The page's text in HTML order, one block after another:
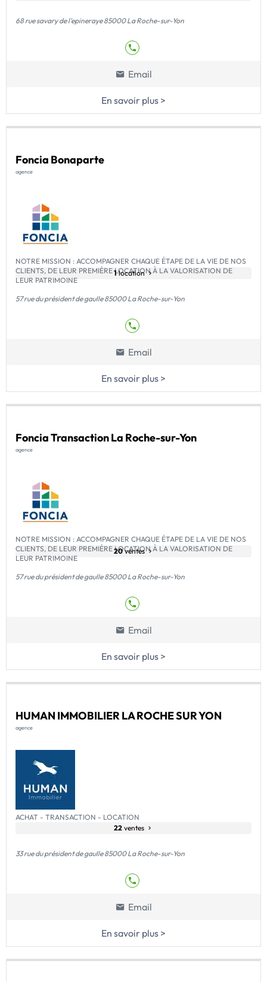
68 rue savary de l'epineraye 85000 La Roche-sur-Yon
Email
En savoir plus >
Foncia Bonaparte
agence
NOTRE MISSION : ACCOMPAGNER CHAQUE ÉTAPE DE LA VIE DE NOS
CLIENTS, DE LEUR PREMIÈRE LOCATION À LA VALORISATION DE
LEUR PATRIMOINE
1location
57 rue du président de gaulle 85000 La Roche-sur-Yon
Email
En savoir plus >
Foncia Transaction La Roche-sur-Yon
agence
NOTRE MISSION : ACCOMPAGNER CHAQUE ÉTAPE DE LA VIE DE NOS
CLIENTS, DE LEUR PREMIÈRE LOCATION À LA VALORISATION DE
LEUR PATRIMOINE
20ventes
57 rue du président de gaulle 85000 La Roche-sur-Yon
Email
En savoir plus >
HUMAN IMMOBILIER LA ROCHE SUR YON
agence
ACHAT - TRANSACTION - LOCATION
22 ventes
33 rue du président de gaulle 85000 La Roche-sur-Yon
Email
En savoir plus >